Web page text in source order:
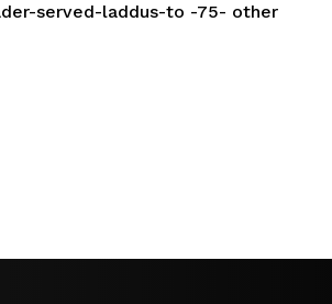
served-laddus-to -75- other